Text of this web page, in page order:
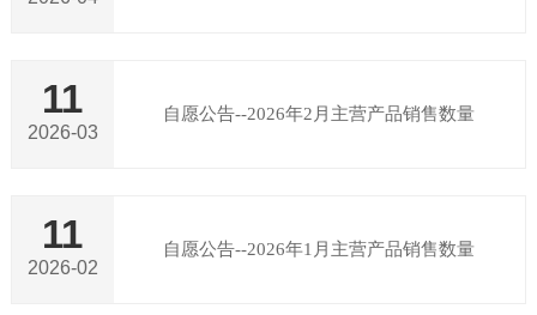
11
2026-03
自愿公告--2026年2月主营产品销售数量
11
2026-02
自愿公告--2026年1月主营产品销售数量